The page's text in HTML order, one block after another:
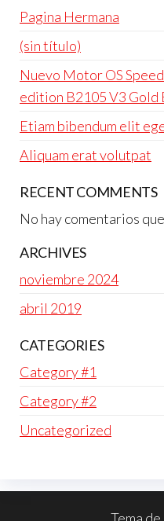
Pagina Hermana
(sin título)
Nuevo Motor OS
edition B2105 V3 Gold
Etiam bibendum elit
Aliquam erat volutpat
RECENT COMMENTS
No hay comentarios
ARCHIVES
noviembre 2024
abril 2019
CATEGORIES
Category #1
Category #2
Uncategorized